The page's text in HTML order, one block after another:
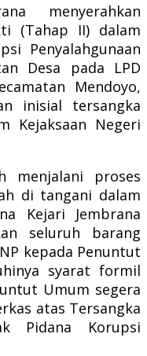
menyerahkan
(Tahap II) dalam
Penyalahgunaan
Desa pada LPD
Mendoyo,
inisial tersangka
Kejaksaan Negeri
menjalani proses
di tangani dalam
Kejari Jembrana
seluruh barang
kepada Penuntut
syarat formil
Umum segera
atas Tersangka
Pidana Korupsi